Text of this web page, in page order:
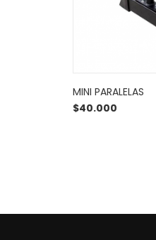
MINI PARALELAS
$40.000